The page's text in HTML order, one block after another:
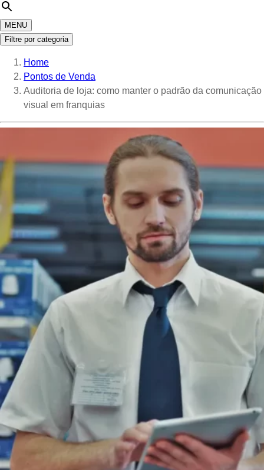
MENU
Filtre por categoria
Home
Pontos de Venda
Auditoria de loja: como manter o padrão da comunicação
visual em franquias